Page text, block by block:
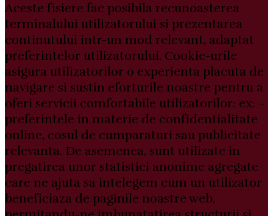
Aceste fisiere fac posibila recunoasterea
terminalului utilizatorului si prezentarea
continutului intr-un mod relevant, adaptat
preferintelor utilizatorului. Cookie-urile
asigura utilizatorilor o experienta placuta de
navigare si sustin eforturile noastre pentru a
oferi servicii comfortabile utilizatorilor: ex: –
preferintele in materie de confidentialitate
online, cosul de cumparaturi sau publicitate
relevanta. De asemenea, sunt utilizate in
pregatirea unor statistici anonime agregate
care ne ajuta sa intelegem cum un utilizator
beneficiaza de paginile noastre web,